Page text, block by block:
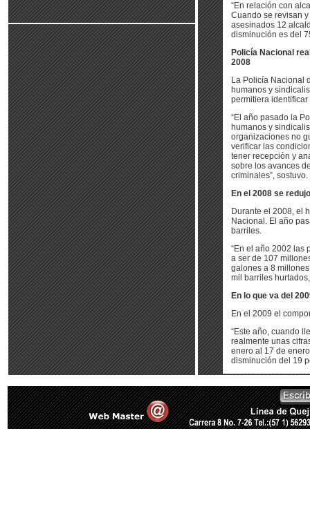
“En relación con
Cuando se revisan
asesinados 12
disminución es del
Policía Nacional
2008
La Policía Nacional
humanos y
permitiera
“El año pasado la
humanos y
organizaciones no
verificar las
tener recepción y
sobre los avances
criminales”, sostuvo.
En el 2008 se
Durante el 2008, el
Nacional. El año
barriles.
“En el año 2002 las
a ser de 107
galones a 8
mil barriles
En lo que va del
En el 2009 el
“Este año, cuando
realmente unas
enero al 17 de
disminución del 19